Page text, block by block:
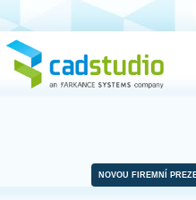
NOVOU FIREMNÍ